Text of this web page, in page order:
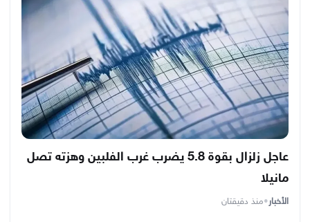
عاجل زلزال بقوة 5.8 يضرب غرب الفلبين وهزته تصل
مانيلا
الأخبار•منذ دقيقتان